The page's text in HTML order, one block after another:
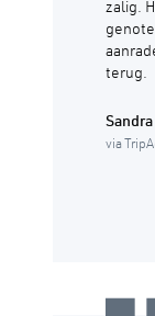
zalig.
terug.
Sandra
via